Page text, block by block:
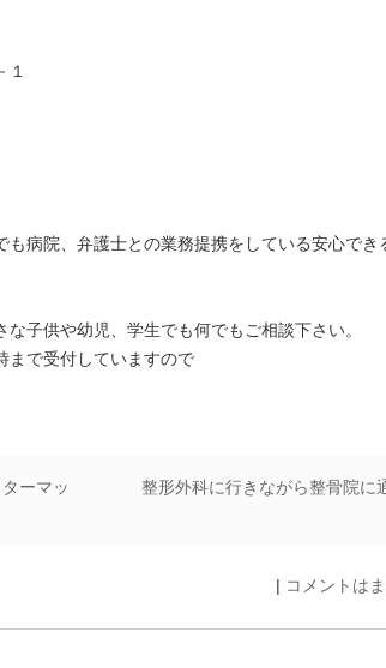
も病院、弁護士との業務提携をしている安心でき
子供や幼児、学生でも何でもご相談下さい。
まで受付していますので
整形外科に行きながら整骨院に
ーマッ
| コメントは